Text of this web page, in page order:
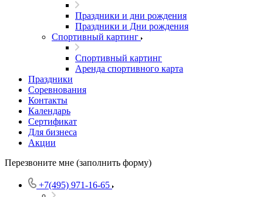
Праздники и дни рождения
Праздники и Дни рождения
Спортивный картинг
Спортивный картинг
Аренда спортивного карта
Праздники
Соревнования
Контакты
Календарь
Сертификат
Для бизнеса
Акции
Перезвоните мне (заполнить форму)
+7(495) 971-16-65